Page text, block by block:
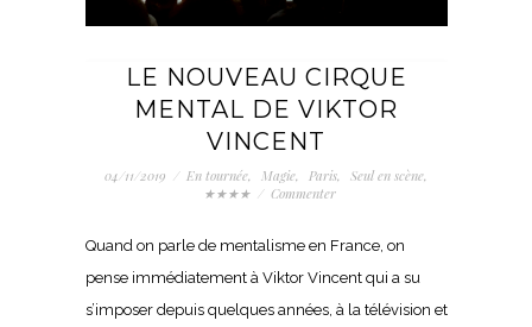
LE NOUVEAU CIRQUE
MENTAL DE VIKTOR
VINCENT
04/11/2019 / En tournée, Magie, Paris, Seul en scène,
★★★★ / Commenter
Quand on parle de mentalisme en France, on
pense immédiatement à Viktor Vincent qui a su
s’imposer depuis quelques années, à la télévision et